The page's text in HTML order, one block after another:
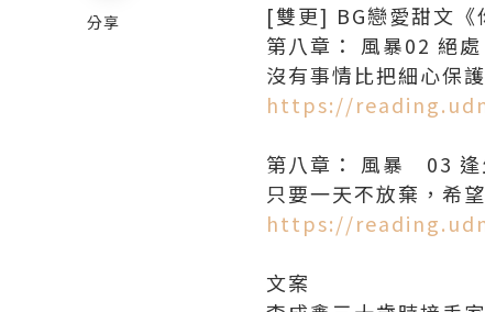
分享
[雙更] BG戀愛甜文《
第八章： 風暴02 絕處
沒有事情比把細心保
https://
第八章： 風暴 03 逢
只要一天不放棄，希
https://
文案